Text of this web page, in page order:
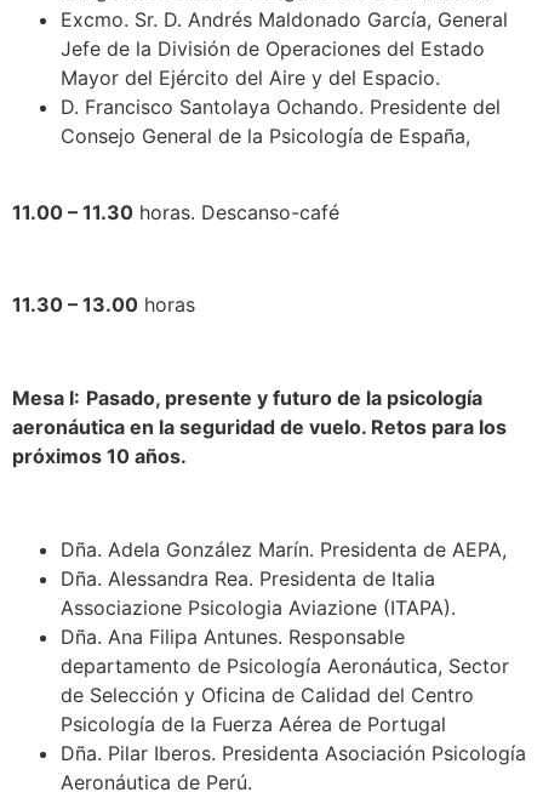
Excmo. Sr. D. Andrés Maldonado García, General
Jefe de la División de Operaciones del Estado
Mayor del Ejército del Aire y del Espacio.
D. Francisco Santolaya Ochando. Presidente del
Consejo General de la Psicología de España,
11.00 – 11.30 horas. Descanso-café
11.30 – 13.00 horas
Mesa I: Pasado, presente y futuro de la psicología
aeronáutica en la seguridad de vuelo. Retos para los
próximos 10 años.
Dña. Adela González Marín. Presidenta de AEPA,
Dña. Alessandra Rea. Presidenta de Italia
Associazione Psicologia Aviazione (ITAPA).
Dña. Ana Filipa Antunes. Responsable
departamento de Psicología Aeronáutica, Sector
de Selección y Oficina de Calidad del Centro
Psicología de la Fuerza Aérea de Portugal
Dña. Pilar Iberos. Presidenta Asociación Psicología
Aeronáutica de Perú.